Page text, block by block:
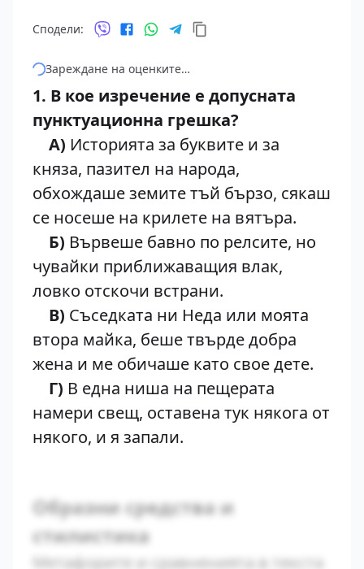
Сподели:
Зареждане на оценките…
1. В кое изречение е допусната
пунктуационна грешка?
A) Историята за буквите и за
княза, пазител на народа,
обхождаше земите тъй бързо, сякаш
се носеше на крилете на вятъра.
Б) Вървеше бавно по релсите, но
чувайки приближаващия влак,
ловко отскочи встрани.
В) Съседката ни Неда или моята
втора майка, беше твърде добра
жена и ме обичаше като свое дете.
Г) В една ниша на пещерата
намери свещ, оставена тук някога от
някого, и я запали.
Образни средства и
стилистика
Метафорите и сравненията в текста